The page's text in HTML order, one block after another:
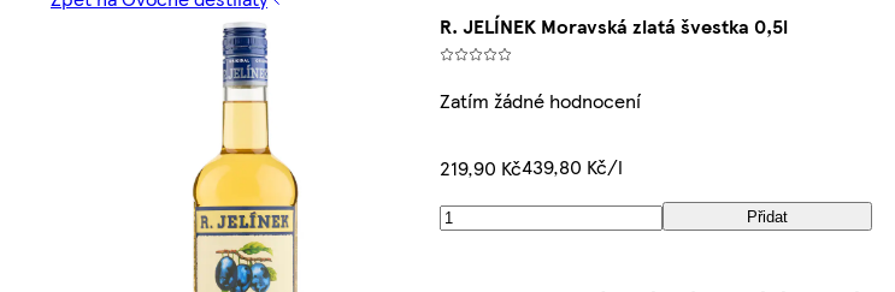
R. JELÍNEK Moravská zlatá švestka 0,5l
Zatím žádné hodnocení
219,90 Kč439,80 Kč/l
Přidat